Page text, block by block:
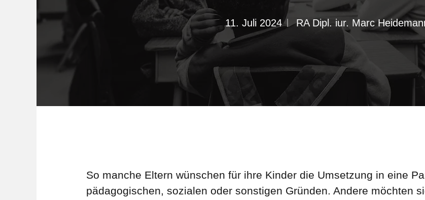
11. Juli 2024 RA Dipl. iur. Marc
So manche Eltern wünschen für ihre Kinder die Umsetzung in eine
pädagogischen, sozialen oder sonstigen Gründen. Andere möchten